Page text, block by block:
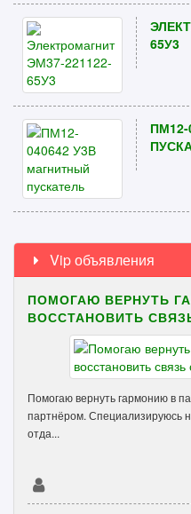
65У3
Vip объявления
ПОМОГАЮ ВЕРНУТЬ
ВОССТАНОВИТЬ
Помогаю вернуть гармонию в
партнёром. Специализируюсь
отда...